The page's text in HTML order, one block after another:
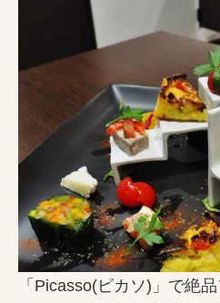
「Picasso(ピカソ)」で絶